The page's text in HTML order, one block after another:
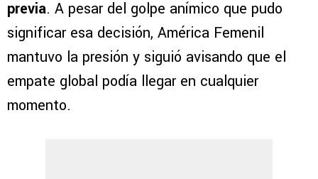
previa. A pesar del golpe anímico que pudo
significar esa decisión, América Femenil
mantuvo la presión y siguió avisando que el
empate global podía llegar en cualquier
momento.